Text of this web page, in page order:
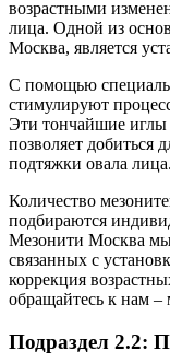
возрастными
лица. Одной из
Москва, является
С помощью
стимулируют
Эти тончайшие иглы
позволяет добиться
подтяжки овала лица.
Количество
подбираются
Мезонити Москва мы
связанных с
коррекция
обращайтесь к нам
Подраздел 2.2: